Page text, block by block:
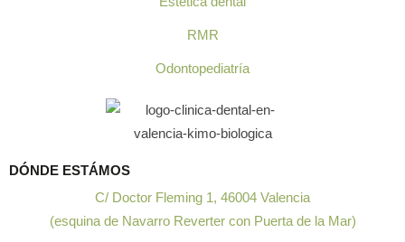
RMR
Odontopediatría
DÓNDE ESTÁMOS
C/ Doctor Fleming 1, 46004 Valencia
(esquina de Navarro Reverter con Puerta de la Mar)